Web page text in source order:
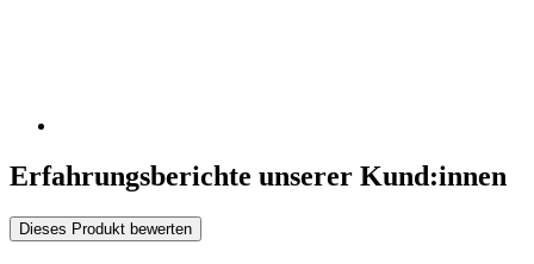
Erfahrungsberichte unserer Kund:innen
Dieses Produkt bewerten